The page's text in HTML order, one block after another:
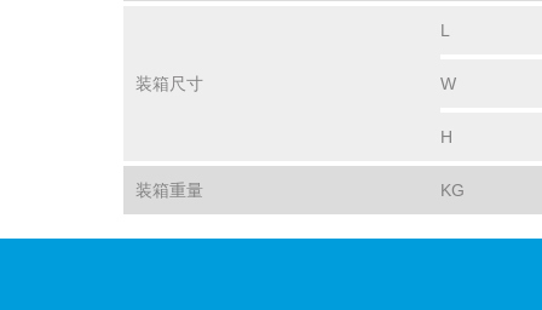
L
装箱尺寸 W
H
装箱重量 KG